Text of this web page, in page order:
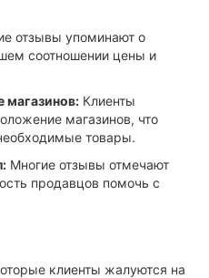
отзывы упоминают о
соотношении цены и
магазинов: Клиенты
магазинов, что
товары.
Многие отзывы отмечают
продавцов помочь с
клиенты жалуются на